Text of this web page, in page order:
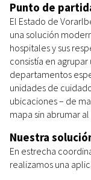
Punto de
El Estado de
una solución
hospitales y sus
consistía en
departamentos
unidades de
ubicaciones – de
mapa sin abrumar al
Nuestra
En estrecha
realizamos una